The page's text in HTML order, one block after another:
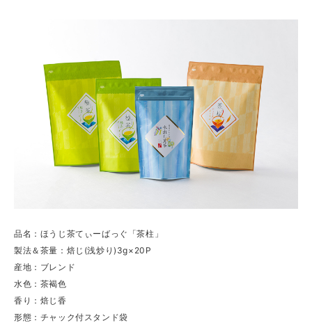
品名：ほうじ茶てぃーばっぐ「茶柱」
製法＆茶量：焙じ(浅炒り)3g×20P
産地：ブレンド
水色：茶褐色
香り：焙じ香
形態：チャック付スタンド袋